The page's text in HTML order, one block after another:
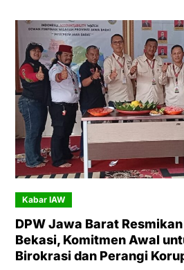
Kabar IAW
DPW Jawa Barat
Bekasi, Komitmen Awal
Birokrasi dan Perangi